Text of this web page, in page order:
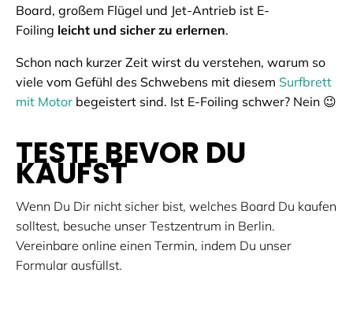
Board, großem Flügel und Jet-Antrieb ist E-
Foiling leicht und sicher zu erlernen.
Schon nach kurzer Zeit wirst du verstehen, warum so
viele vom Gefühl des Schwebens mit diesem Surfbrett
mit Motor begeistert sind. Ist E-Foiling schwer? Nein 😉
TESTE BEVOR DU
KAUFST
Wenn Du Dir nicht sicher bist, welches Board Du kaufen
solltest, besuche unser Testzentrum in Berlin.
Vereinbare online einen Termin, indem Du unser
Formular ausfüllst.